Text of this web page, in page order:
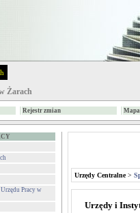
Żarach
Rejestr zmian
Pracy w
Urzędy Centralne>
Urzędy i